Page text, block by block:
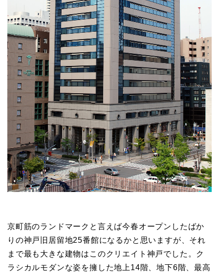
京町筋のランドマークと言えば今春オープンしたばか
りの神戸旧居留地25番館になるかと思いますが、それ
まで最も大きな建物はこのクリエイト神戸でした。ク
ラシカルモダンな姿を擁した地上14階、地下6階、最高